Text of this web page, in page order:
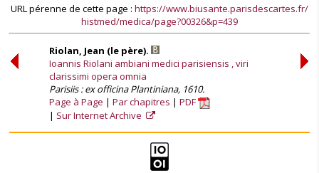
URL pérenne de cette page : https://www.biusante.parisdescartes.fr/
histmed/medica/page?00326&p=439
Riolan, Jean (le père).
Ioannis Riolani ambiani medici parisiensis , viri
clarissimi opera omnia
Parisiis : ex officina Plantiniana, 1610.
Page à Page
Par chapitres
PDF
Sur Internet Archive